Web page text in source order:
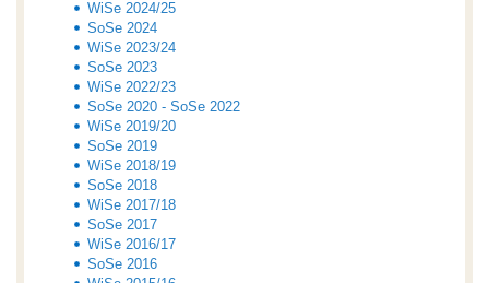
WiSe 2024/25
SoSe 2024
WiSe 2023/24
SoSe 2023
WiSe 2022/23
SoSe 2020 - SoSe 2022
WiSe 2019/20
SoSe 2019
WiSe 2018/19
SoSe 2018
WiSe 2017/18
SoSe 2017
WiSe 2016/17
SoSe 2016